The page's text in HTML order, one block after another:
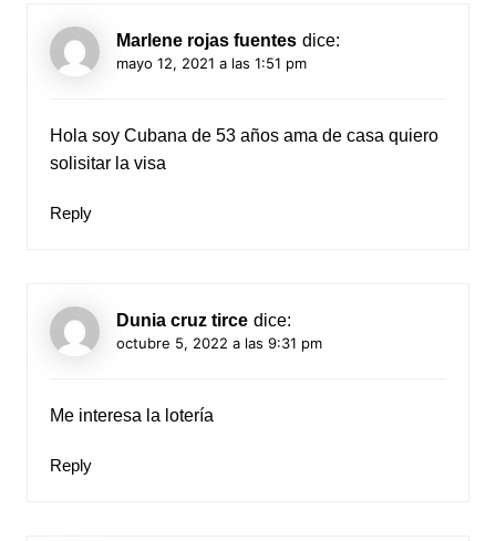
Marlene rojas fuentes dice:
mayo 12, 2021 a las 1:51 pm
Hola soy Cubana de 53 años ama de casa quiero
solisitar la visa
Reply
Dunia cruz tirce dice:
octubre 5, 2022 a las 9:31 pm
Me interesa la lotería
Reply